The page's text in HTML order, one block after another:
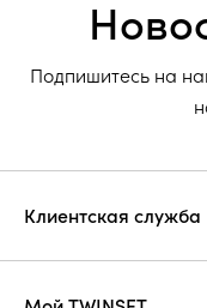
Подпишитесь на
Клиентская служба